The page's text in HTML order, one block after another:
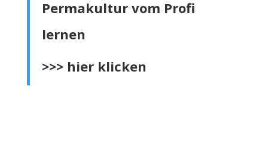
Permakultur vom Profi
lernen
>>> hier klicken